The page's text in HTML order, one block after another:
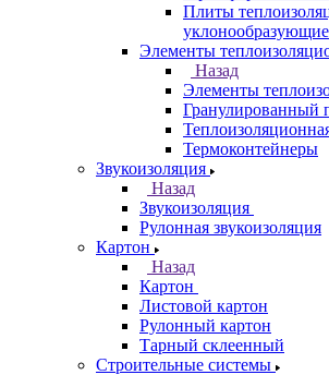
Плиты
уклонообразующие
Элементы
Назад
Элементы
Гранулированный
Термоконтейнеры
Звукоизоляция
Назад
Звукоизоляция
Рулонная звукоизоляция
Картон
Назад
Картон
Листовой картон
Рулонный картон
Тарный склеенный
Строительные системы